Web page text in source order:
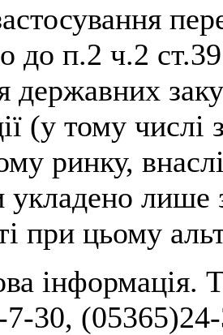
до п.2 ч.2
державних
(у тому
ринку,
лише
при цьому
інформація.
30,